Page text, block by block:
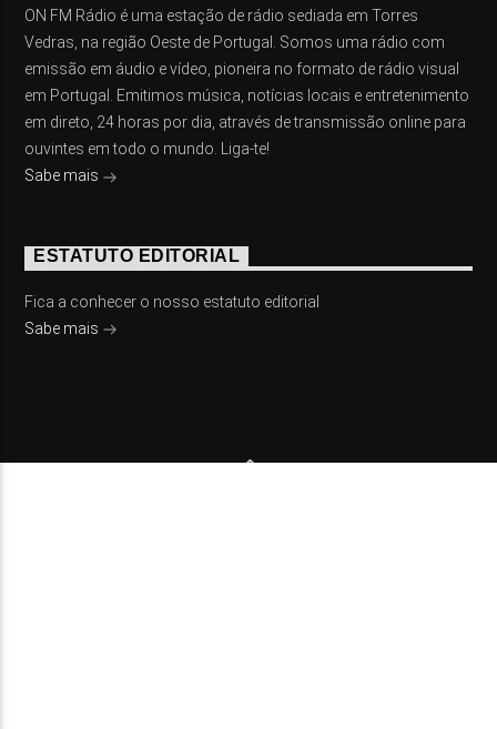
ON FM Rádio é uma estação de rádio sediada em Torres
Vedras, na região Oeste de Portugal. Somos uma rádio com
emissão em áudio e vídeo, pioneira no formato de rádio visual
em Portugal. Emitimos música, notícias locais e entretenimento
em direto, 24 horas por dia, através de transmissão online para
ouvintes em todo o mundo. Liga-te!
Sabe mais
ESTATUTO EDITORIAL
Fica a conhecer o nosso estatuto editorial
Sabe mais